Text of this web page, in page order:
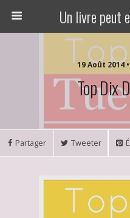
Un livre peut
19 Août 2014
Top Dix
Partager Tweeter